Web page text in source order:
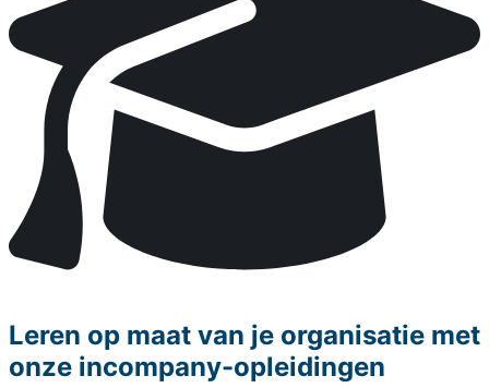
Leren op maat van je organisatie met
onze incompany-opleidingen